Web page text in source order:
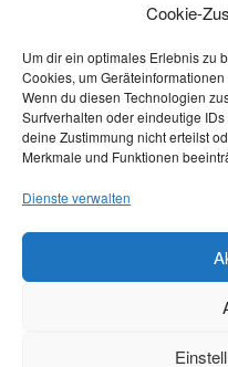
Cookie-
Um dir ein optimales Erlebnis zu
Cookies, um
Wenn du diesen Technologien
Surfverhalten oder eindeutige
deine Zustimmung nicht erteilst
Merkmale und Funktionen
Dienste verwalten